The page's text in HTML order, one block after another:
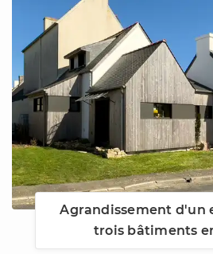
Agrandissement d'un
trois bâtiments